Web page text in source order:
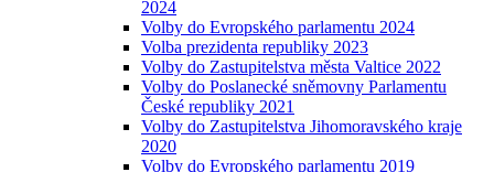
2024
Volby do Evropského parlamentu 2024
Volba prezidenta republiky 2023
Volby do Zastupitelstva města Valtice 2022
Volby do Poslanecké sněmovny Parlamentu
České republiky 2021
Volby do Zastupitelstva Jihomoravského kraje
2020
Volby do Evropského parlamentu 2019